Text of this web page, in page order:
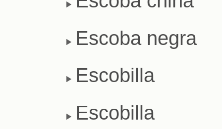
Escoba negra
Escobilla
Escobilla